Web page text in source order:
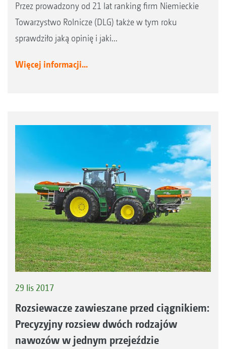
Przez prowadzony od 21 lat ranking firm Niemieckie
Towarzystwo Rolnicze (DLG) także w tym roku
sprawdziło jaką opinię i jaki...
Więcej informacji...
29 lis 2017
Rozsiewacze zawieszane przed ciągnikiem:
Precyzyjny rozsiew dwóch rodzajów
nawozów w jednym przejeździe